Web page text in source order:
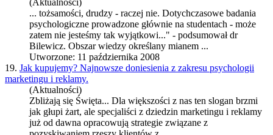
(Aktualności)
... tożsamości, drudzy - raczej nie. Dotychczasowe badania
psychologiczne prowadzone głównie na studentach - może
zatem nie jesteśmy tak wyjątkowi..." - podsumował dr
Bilewicz. Obszar wiedzy określany mianem ...
Utworzone: 11 października 2008
19. Jak kupujemy? Najnowsze doniesienia z zakresu psychologii
marketingu i reklamy.
(Aktualności)
Zbliżają się Święta... Dla większości z nas ten slogan brzmi
jak głupi żart, ale specjaliści z dziedzin marketingu i reklamy
już od dawna opracowują strategie związane z